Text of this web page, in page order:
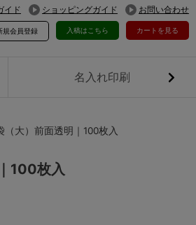
イド ショッピングガイド お問い合わせ
カートを見る
入稿はこちら
規会員登録
名入れ印刷
（大）前面透明｜100枚入
100枚入